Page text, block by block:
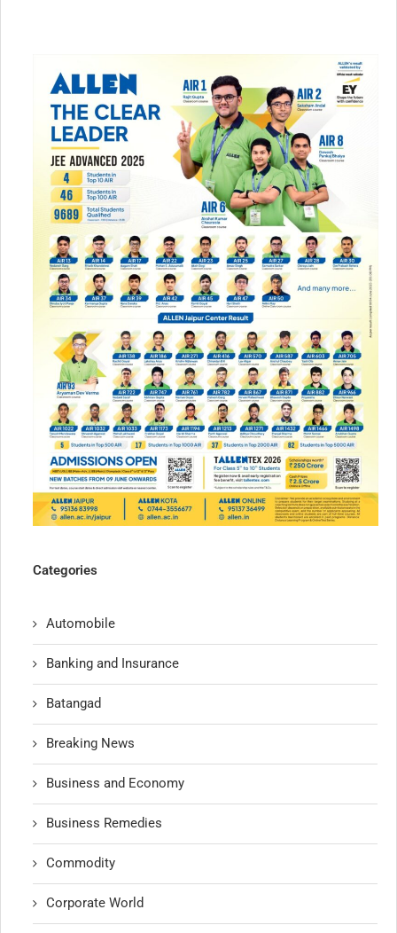
Categories
Automobile
Banking and Insurance
Batangad
Breaking News
Business and Economy
Business Remedies
Commodity
Corporate World